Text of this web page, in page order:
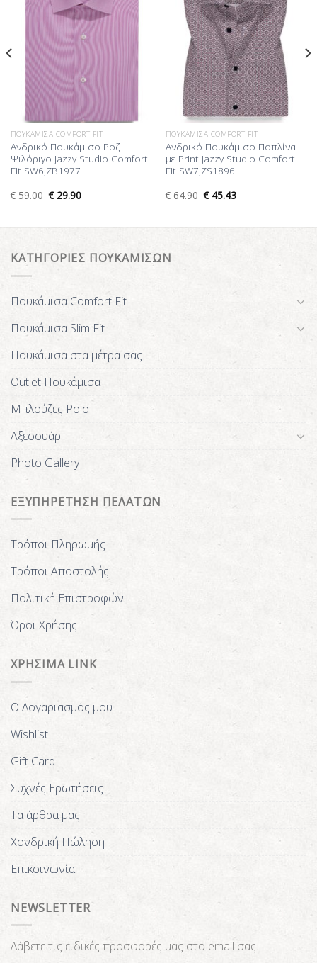
ΠΟΥΚΆΜΙΣΑ COMFORT FIT
Ανδρικό Πουκάμισο Ροζ
Ψιλόριγο Jazzy Studio Comfort
Fit SW6JZB1977
€59.00 €29.90
ΠΟΥΚΆΜΙΣΑ COMFORT FIT
Ανδρικό Πουκάμισο Ποπλίνα
με Print Jazzy Studio Comfort
Fit SW7JZS1896
€64.90 €45.43
ΚΑΤΗΓΟΡΙΕΣ ΠΟΥΚΑΜΙΣΩΝ
Πουκάμισα Comfort Fit
Πουκάμισα Slim Fit
Πουκάμισα στα μέτρα σας
Outlet Πουκάμισα
Μπλούζες Polo
Αξεσουάρ
Photo Gallery
ΕΞΥΠΗΡΕΤΗΣΗ ΠΕΛΑΤΩΝ
Τρόποι Πληρωμής
Τρόποι Αποστολής
Πολιτική Επιστροφών
Όροι Χρήσης
ΧΡΗΣΙΜΑ LINK
Ο Λογαριασμός μου
Wishlist
Gift Card
Συχνές Ερωτήσεις
Τα άρθρα μας
Χονδρική Πώληση
Επικοινωνία
NEWSLETTER
Λάβετε τις ειδικές προσφορές μας στο email σας.